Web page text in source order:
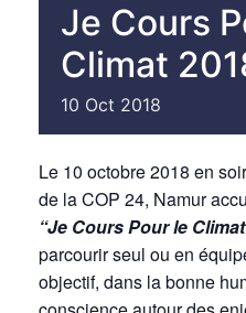
Je Cours
Climat
10 Oct 2018
Le 10 octobre 2018 en
de la COP 24, Namur
“Je Cours Pour le
parcourir seul ou en
objectif, dans la bonne